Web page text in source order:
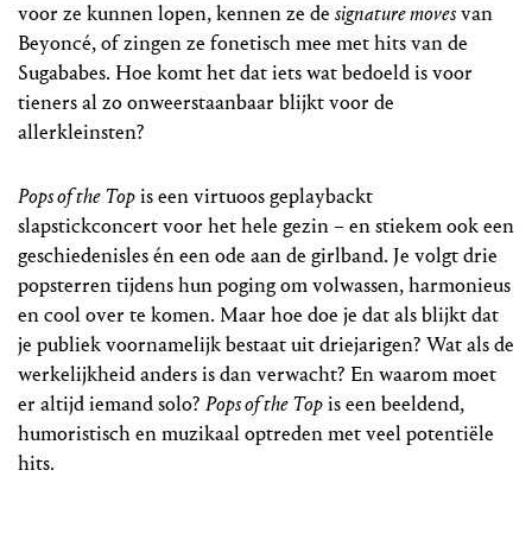
voor ze kunnen lopen, kennen ze de signature movesvan
Beyoncé, of zingen ze fonetisch mee met hits van de
Sugababes. Hoe komt het dat iets wat bedoeld is voor
tieners al zo onweerstaanbaar blijkt voor de
allerkleinsten?
Pops of the Topis een virtuoos geplaybackt
slapstickconcert voor het hele gezin – en stiekem ook een
geschiedenisles én een ode aan de girlband. Je volgt drie
popsterren tijdens hun poging om volwassen, harmonieus
en cool over te komen. Maar hoe doe je dat als blijkt dat
je publiek voornamelijk bestaat uit driejarigen? Wat als de
werkelijkheid anders is dan verwacht? En waarom moet
er altijd iemand solo? Pops of the Topis een beeldend,
humoristisch en muzikaal optreden met veel potentiële
hits.